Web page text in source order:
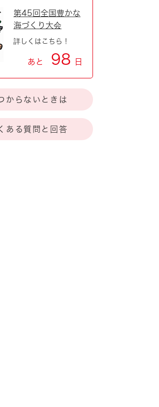
第45回全国豊かな
海づくり大会
詳しくはこちら！
あと 98 日
からないときは
ある質問と回答